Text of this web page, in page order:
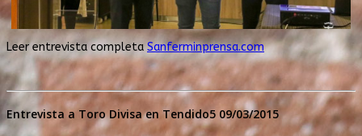
Leer entrevista completaSanferminprensa.com
Entrevista a Toro Divisa en Tendido5 09/03/2015